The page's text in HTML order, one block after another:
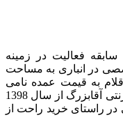
با بیش از 20 سال سابقه فعالیت در زمینه
در انباری به مساحت
به قیمت عمده نامی
آشنا در این عرصه میباشد. فروشگاه اینترنتی آقابزرگ از سال 1398
راستای خرید راحت از